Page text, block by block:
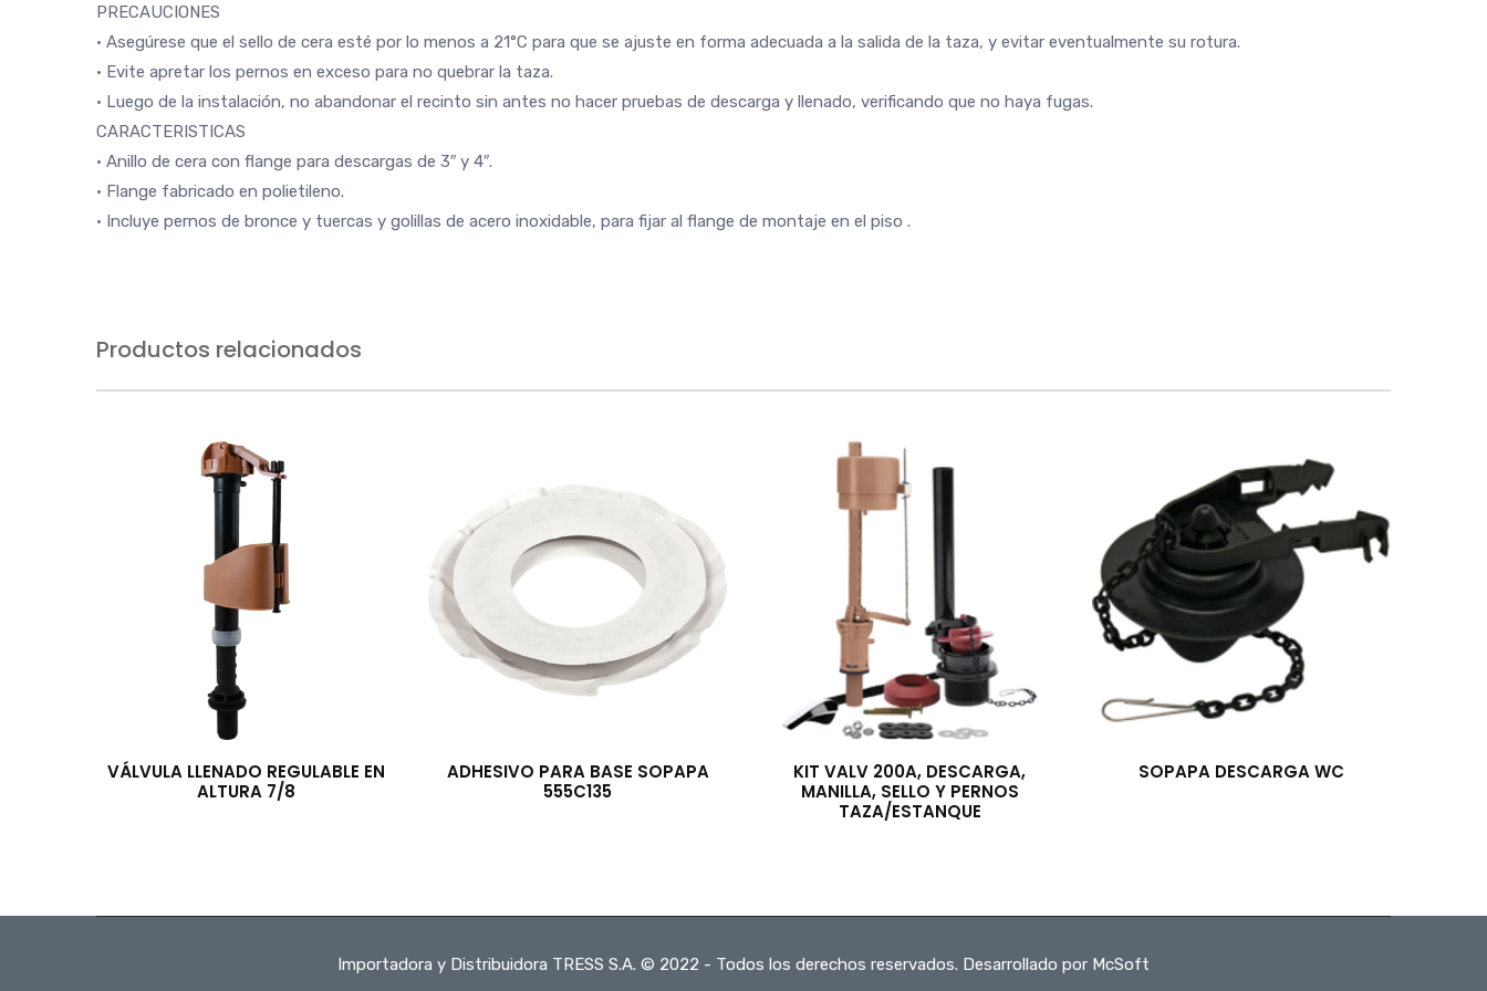
PRECAUCIONES
• Asegúrese que el sello de cera esté por lo menos a 21°C para que se ajuste en forma adecuada a la salida de la taza, y evitar eventualmente su rotura.
• Evite apretar los pernos en exceso para no quebrar la taza.
• Luego de la instalación, no abandonar el recinto sin antes no hacer pruebas de descarga y llenado, verificando que no haya fugas.
CARACTERISTICAS
• Anillo de cera con flange para descargas de 3″ y 4″.
• Flange fabricado en polietileno.
• Incluye pernos de bronce y tuercas y golillas de acero inoxidable, para fijar al flange de montaje en el piso .
Productos relacionados
VÁLVULA LLENADO REGULABLE EN
ALTURA 7/8
ADHESIVO PARA BASE SOPAPA
555C135
KIT VALV 200A, DESCARGA,
MANILLA, SELLO Y PERNOS
TAZA/ESTANQUE
SOPAPA DESCARGA WC
Importadora y Distribuidora TRESS S.A. © 2022 - Todos los derechos reservados. Desarrollado por McSoft